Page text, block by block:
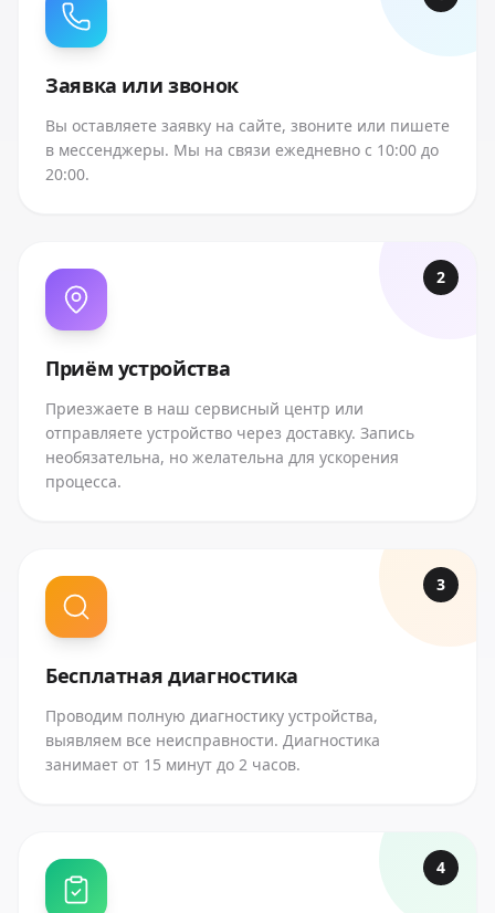
Заявка или звонок
Вы оставляете заявку на сайте, звоните или пишете
в мессенджеры. Мы на связи ежедневно с 10:00 до
20:00.
2
Приём устройства
Приезжаете в наш сервисный центр или
отправляете устройство через доставку. Запись
необязательна, но желательна для ускорения
процесса.
3
Бесплатная диагностика
Проводим полную диагностику устройства,
выявляем все неисправности. Диагностика
занимает от 15 минут до 2 часов.
4